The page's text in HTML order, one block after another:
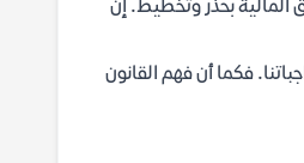
المالية بحذر وتخطيط. إن
فكما أن فهم القانون